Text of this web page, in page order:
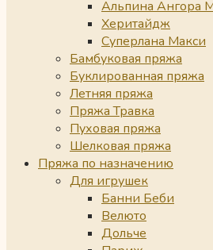
Альпина Ангора
Херитайдж
Суперлана Макси
Бамбуковая пряжа
Буклированная пряжа
Летняя пряжа
Пряжа Травка
Пуховая пряжа
Шелковая пряжа
Пряжа по назначению
Для игрушек
Банни Беби
Велюто
Дольче